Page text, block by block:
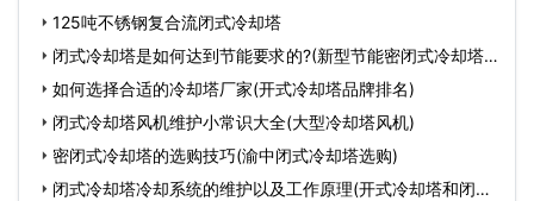
的 125吨不锈钢复合流闭式冷却塔
闭式冷却塔是如何达到节能要求的?(新型节能密闭式冷却塔
规 如何选择合适的冷却塔厂家(开式冷却塔品牌排名)
闭式冷却塔风机维护小常识大全(大型冷却塔风机)
密闭式冷却塔的选购技巧(渝中闭式冷却塔选购)
闭式冷却塔冷却系统的维护以及工作原理(开式冷却塔和闭式